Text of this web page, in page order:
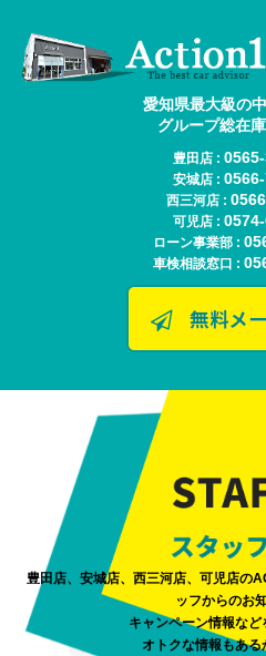
愛知県最大級の
グループ総在
豊田店 :
安城店 :
西三河店 :
可児店 :
ローン事業部 :
車検相談窓口 :
豊田店、安城店、西三河店、可児店の
ッフからのお
キャンペーン情報など
オトクな情報もある